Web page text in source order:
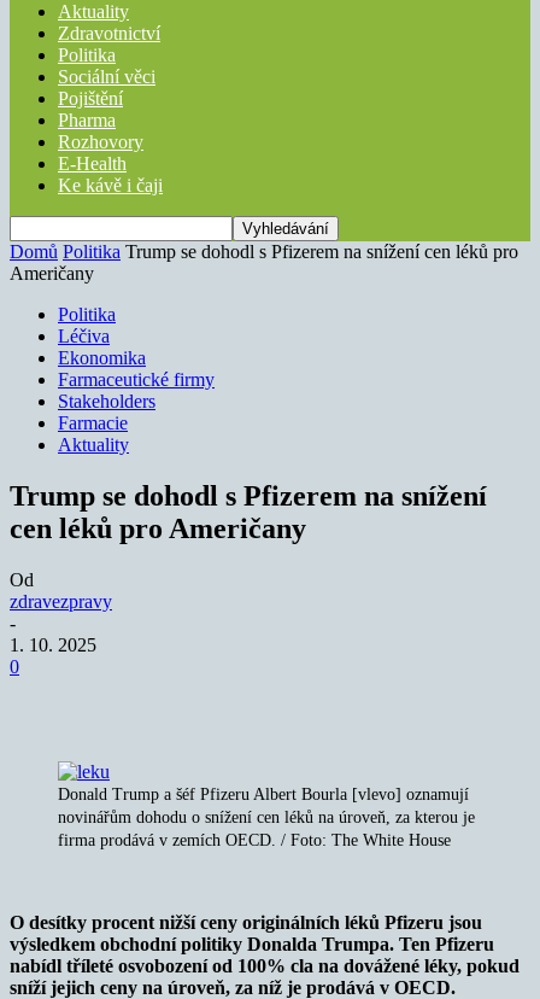
Aktuality
Zdravotnictví
Politika
Sociální věci
Pojištění
Pharma
Rozhovory
E-Health
Ke kávě i čaji
Domů Politika Trump se dohodl s Pfizerem na snížení cen léků pro
Američany
Politika
Léčiva
Ekonomika
Farmaceutické firmy
Stakeholders
Farmacie
Aktuality
Trump se dohodl s Pfizerem na snížení
cen léků pro Američany
Od
zdravezpravy
-
1. 10. 2025
0
Donald Trump a šéf Pfizeru Albert Bourla [vlevo] oznamují
novinářům dohodu o snížení cen léků na úroveň, za kterou je
firma prodává v zemích OECD. / Foto: The White House
O desítky procent nižší ceny originálních léků Pfizeru jsou
výsledkem obchodní politiky Donalda Trumpa. Ten Pfizeru
nabídl tříleté osvobození od 100% cla na dovážené léky, pokud
sníží jejich ceny na úroveň, za níž je prodává v OECD.